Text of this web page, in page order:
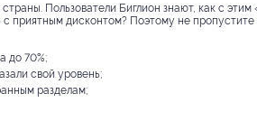
Пользователи Биглион знают, как с
приятным дисконтом? Поэтому не
до 70%;
свой уровень;
разделам;